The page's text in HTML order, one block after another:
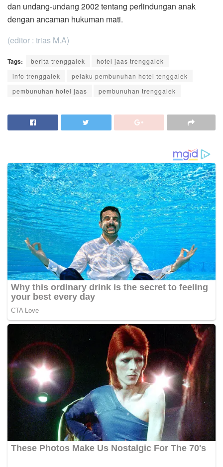
dan undang-undang 2002 tentang perlindungan anak
dengan ancaman hukuman mati.
(editor : trias M.A)
Tags: berita trenggalek
hotel jaas trenggalek
info trenggalek
pelaku pembunuhan hotel tenggalek
pembunuhan hotel jaas
pembunuhan trenggalek